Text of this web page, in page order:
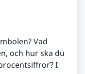
Vad
och hur ska du
I